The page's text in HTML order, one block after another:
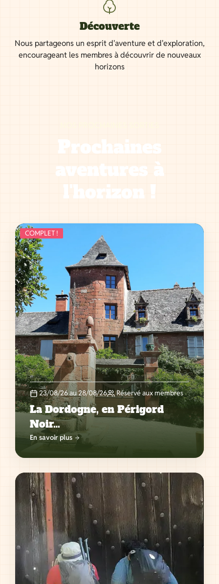
Découverte
Nous partageons un esprit d'aventure et d'exploration,
encourageant les membres à découvrir de nouveaux
horizons
Prochaines
aventures à
l'horizon !
COMPLET !
23/08/26 au 28/08/26 Réservé aux membres
La Dordogne, en Périgord
Noir…
En savoir plus